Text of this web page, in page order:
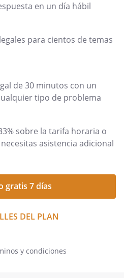
en un día hábil
para cientos de temas
de 30 minutos con un
tipo de problema
sobre la tarifa horaria o
asistencia adicional
gratis 7 días
DEL PLAN
y condiciones